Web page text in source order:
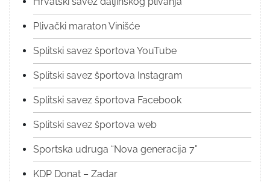
Plivački maraton Vinišće
Splitski savez športova YouTube
Splitski savez športova Instagram
Splitski savez športova Facebook
Splitski savez športova web
Sportska udruga “Nova generacija 7”
KDP Donat – Zadar